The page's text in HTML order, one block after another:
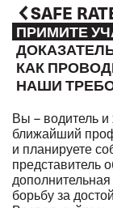
SAFE
ПРИМИТЕ
КАК
НАШИ
Вы – водитель и
ближайший
и планируете
представитель
борьбу за